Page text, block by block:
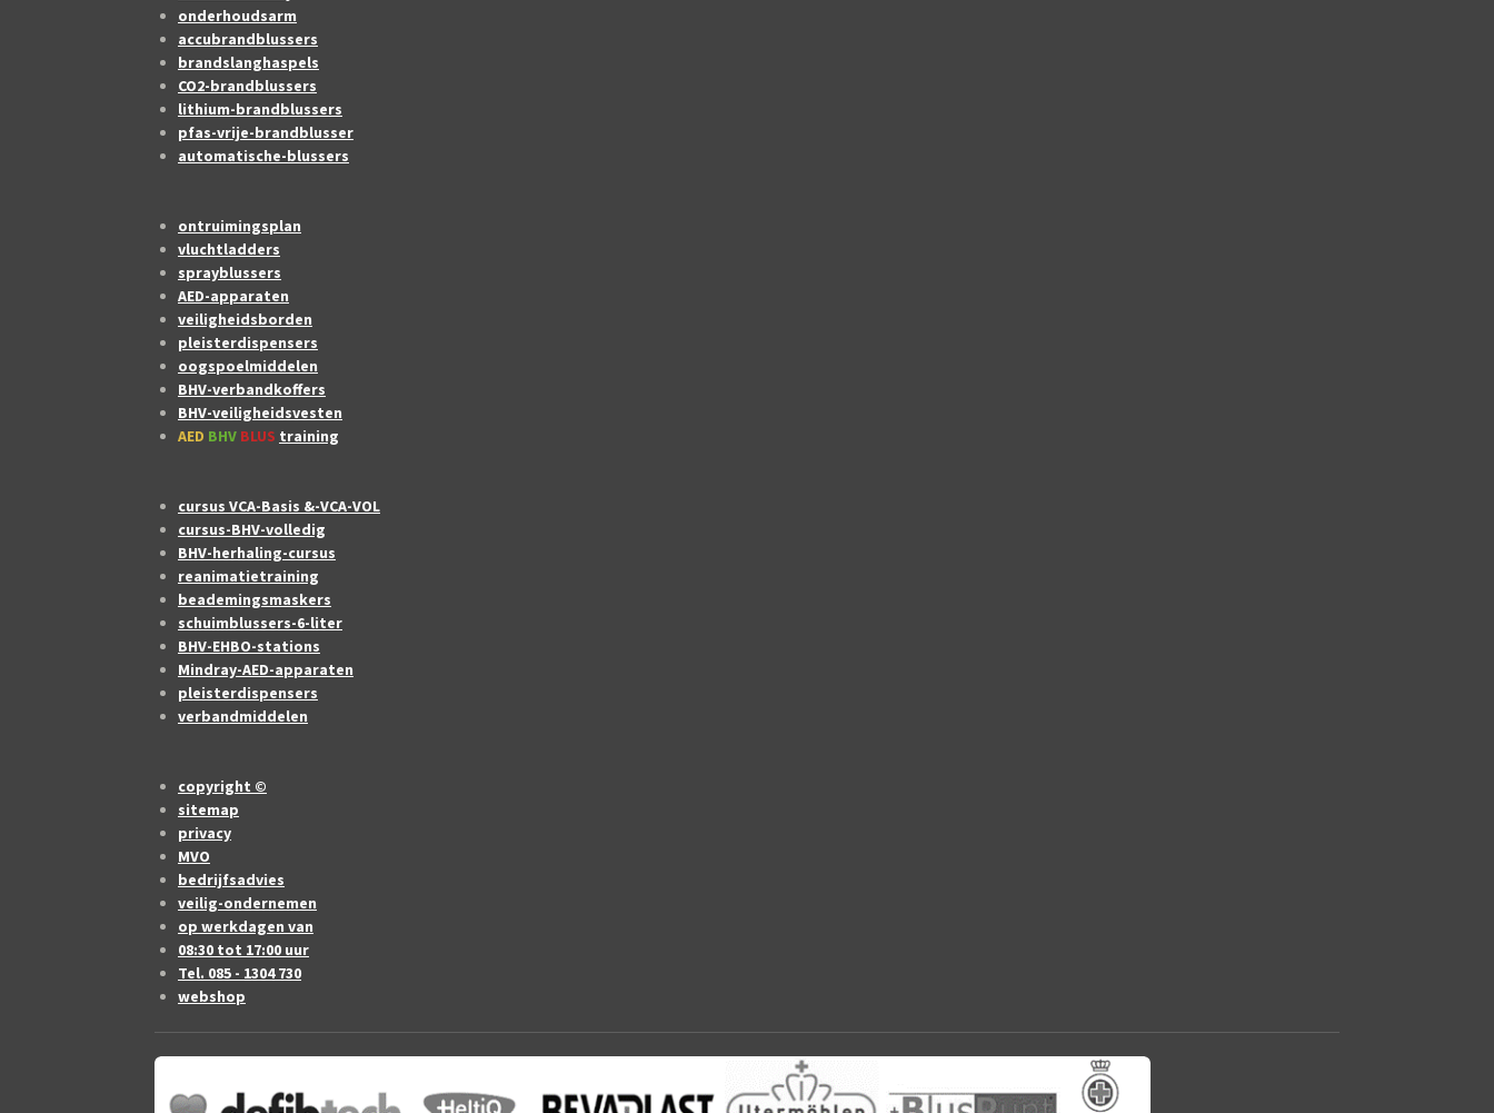
onderhoudsarm
accubrandblussers
brandslanghaspels
CO2-brandblussers
lithium-brandblussers
pfas-vrije-brandblusser
automatische-blussers
ontruimingsplan
vluchtladders
sprayblussers
AED-apparaten
veiligheidsborden
pleisterdispensers
oogspoelmiddelen
BHV-verbandkoffers
BHV-veiligheidsvesten
AED BHV BLUS training
cursus VCA-Basis &-VCA-VOL
cursus-BHV-volledig
BHV-herhaling-cursus
reanimatietraining
beademingsmaskers
schuimblussers-6-liter
BHV-EHBO-stations
Mindray-AED-apparaten
pleisterdispensers
verbandmiddelen
copyright ©
sitemap
privacy
MVO
bedrijfsadvies
veilig-ondernemen
op werkdagen van
08:30 tot 17:00 uur
Tel. 085 - 1304 730
webshop